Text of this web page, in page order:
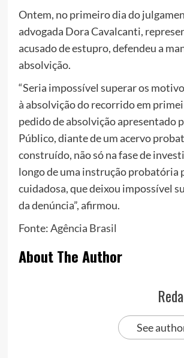
Ontem, no primeiro dia do
advogada Dora Cavalcanti,
acusado de estupro, defendeu a
absolvição.
“Seria impossível superar os
à absolvição do recorrido em
pedido de absolvição apresentado
Público, diante de um acervo
construído, não só na fase de
longo de uma instrução probatória
cuidadosa, que deixou impossível
da denúncia”, afirmou.
Fonte:Agência Brasil
About The Author
See